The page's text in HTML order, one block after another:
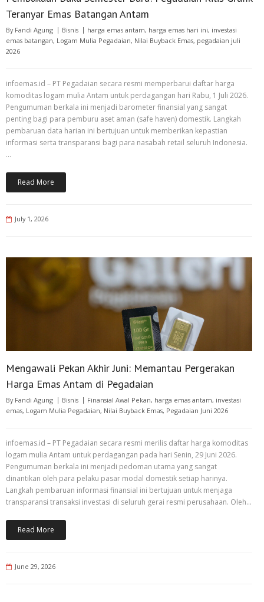
Teranyar Emas Batangan Antam
By Fandi Agung Bisnis harga emas antam, harga emas hari ini, investasi
emas batangan, Logam Mulia Pegadaian, Nilai Buyback Emas, pegadaian juli
2026
infoemas.id – PT Pegadaian secara resmi memperbarui daftar harga
komoditas logam mulia Antam untuk perdagangan hari Rabu, 1 Juli 2026.
Pengumuman berkala ini menjadi barometer finansial yang sangat
penting bagi para pemburu aset aman (safe haven) domestik. Langkah
pembaruan data harian ini bertujuan untuk memberikan kepastian
informasi serta transparansi bagi para nasabah retail seluruh Indonesia.
…
Read More
July 1, 2026
Mengawali Pekan Akhir Juni: Memantau Pergerakan
Harga Emas Antam di Pegadaian
By Fandi Agung Bisnis Finansial Awal Pekan, harga emas antam, investasi
emas, Logam Mulia Pegadaian, Nilai Buyback Emas, Pegadaian Juni 2026
infoemas.id – PT Pegadaian secara resmi merilis daftar harga komoditas
logam mulia Antam untuk perdagangan pada hari Senin, 29 Juni 2026.
Pengumuman berkala ini menjadi pedoman utama yang sangat
dinantikan oleh para pelaku pasar modal domestik setiap harinya.
Langkah pembaruan informasi finansial ini bertujuan untuk menjaga
transparansi transaksi investasi di seluruh gerai resmi perusahaan. Oleh…
Read More
June 29, 2026